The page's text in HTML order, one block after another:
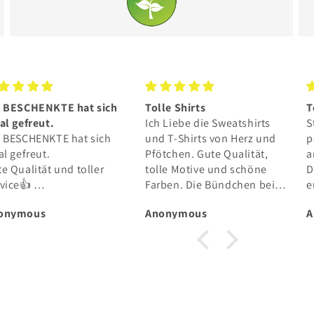
Shirts
die Sweatshirts
T-Shirts von Herz und
Gute Qualität,
Motive und schöne
Die Bündchen bei
sein. Bestelle immer
Toller Hoodie
Stoff hervorragend ❤️ passt
perfekt und ist super
angenehm ☀️ wirklich mega!
Danke an euch und dass ihr
euch für die Tiere einsetzt
Anonymous